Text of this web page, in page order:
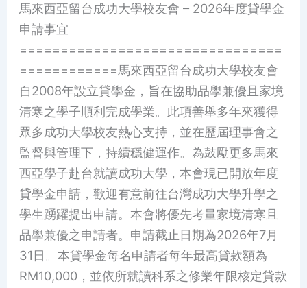
馬來西亞留台成功大學校友會 – 2026年度貸學金
申請事宜
================================
============馬來西亞留台成功大學校友會
自2008年設立貸學金，旨在協助品學兼優且家境
清寒之學子順利完成學業。此項善舉多年來獲得
眾多成功大學校友熱心支持，並在歷屆理事會之
監督與管理下，持續穩健運作。為鼓勵更多馬來
西亞學子赴台就讀成功大學，本會現已開放年度
貸學金申請，歡迎有意前往台灣成功大學升學之
學生踴躍提出申請。本會將優先考量家境清寒且
品學兼優之申請者。申請截止日期為2026年7月
31日。本貸學金每名申請者每年最高貸款額為
RM10,000，並依所就讀科系之修業年限核定貸款
台
成
功
大
學
校
友
會
–
2026
年
度
貸
學